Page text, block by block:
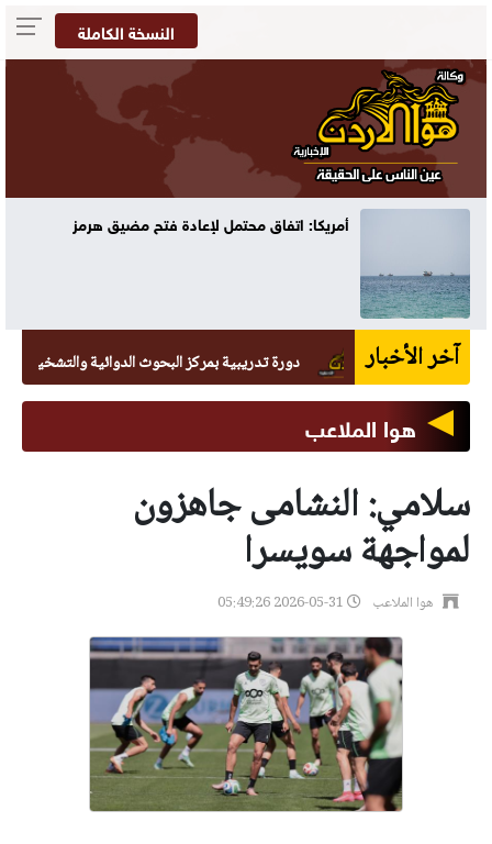
النسخة الكاملة
أمريكا: اتفاق محتمل لإعادة فتح مضيق هرمز
آخر الأخبار دورة تدريبية بمركز البحوث الدوائية والتشخيصية في
هوا الملاعب
سلامي: النشامى جاهزون
لمواجهة سويسرا
هوا الملاعب